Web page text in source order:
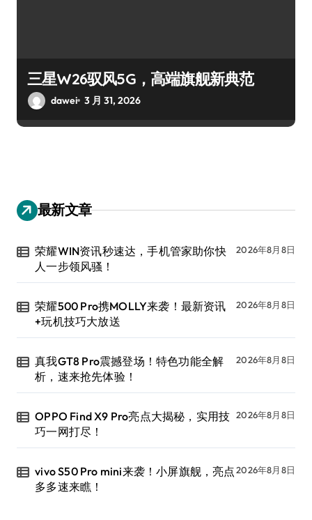
三星W26驭风5G，高端旗舰新典范
dawei 3 月 31, 2026
最新文章
荣耀WIN资讯秒速达，手机管家助你快
人一步领风骚！
2026年8月8日
荣耀500 Pro携MOLLY来袭！最新资讯
+玩机技巧大放送
2026年8月8日
真我GT8 Pro震撼登场！特色功能全解
析，速来抢先体验！
2026年8月8日
OPPO Find X9 Pro亮点大揭秘，实用技
巧一网打尽！
2026年8月8日
vivo S50 Pro mini来袭！小屏旗舰，亮点
多多速来瞧！
2026年8月8日